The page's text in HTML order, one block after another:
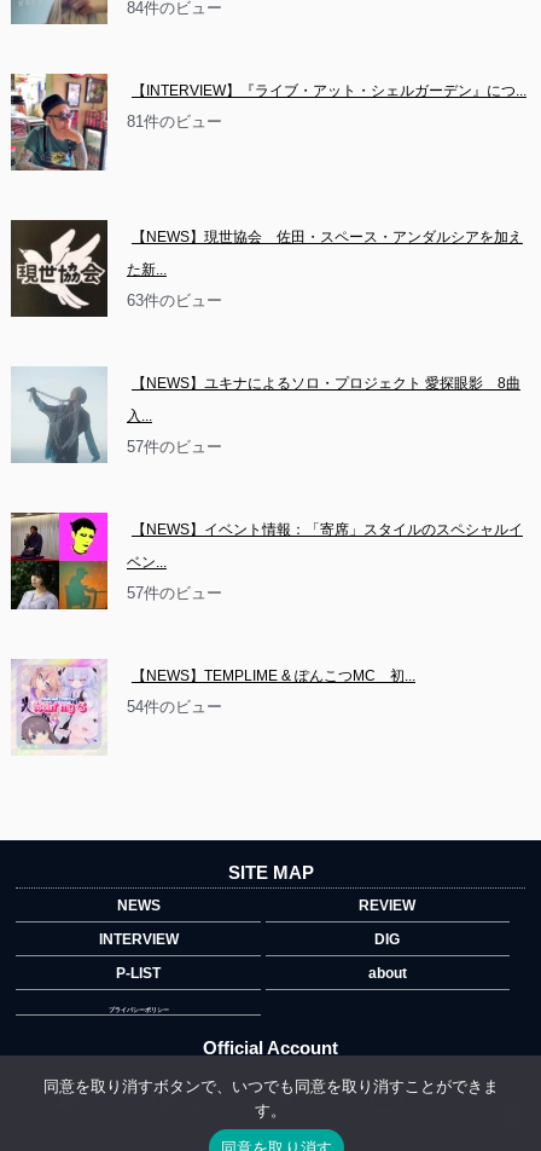
84件のビュー
【INTERVIEW】『ライブ・アット・シェルガーデン』につ...
81件のビュー
【NEWS】現世協会　佐田・スペース・アンダルシアを加え
た新...
63件のビュー
【NEWS】ユキナによるソロ・プロジェクト 愛探眼影　8曲
入...
57件のビュー
【NEWS】イベント情報：「寄席」スタイルのスペシャルイ
ベン...
57件のビュー
【NEWS】TEMPLIME & ぽんこつMC　初...
54件のビュー
SITE MAP
NEWS
REVIEW
INTERVIEW
DIG
P-LIST
about
プライバシーポリシー
Official Account
同意を取り消すボタンで、いつでも同意を取り消すことができま
す。
同意を取り消す